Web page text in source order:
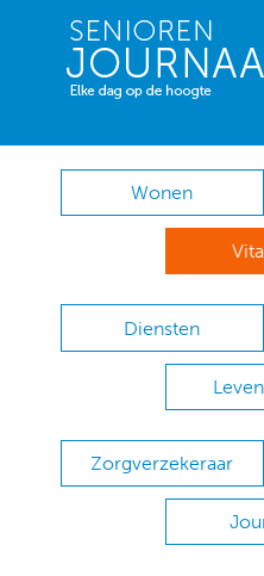
Wonen
Diensten
Zorgverzekeraar